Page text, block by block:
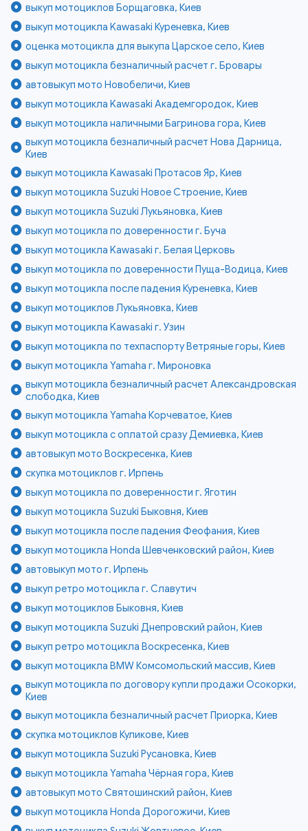
выкуп мотоциклов Борщаговка, Киев
выкуп мотоцикла Kawasaki Куреневка, Киев
оценка мотоцикла для выкупа Царское село, Киев
выкуп мотоцикла безналичный расчет г. Бровары
автовыкуп мото Новобеличи, Киев
выкуп мотоцикла Kawasaki Академгородок, Киев
выкуп мотоцикла наличными Багринова гора, Киев
выкуп мотоцикла безналичный расчет Нова Дарница,
Киев
выкуп мотоцикла Kawasaki Протасов Яр, Киев
выкуп мотоцикла Suzuki Новое Строение, Киев
выкуп мотоцикла Suzuki Лукьяновка, Киев
выкуп мотоцикла по доверенности г. Буча
выкуп мотоцикла Kawasaki г. Белая Церковь
выкуп мотоцикла по доверенности Пуща-Водица, Киев
выкуп мотоцикла после падения Куреневка, Киев
выкуп мотоциклов Лукьяновка, Киев
выкуп мотоцикла Kawasaki г. Узин
выкуп мотоцикла по техпаспорту Ветряные горы, Киев
выкуп мотоцикла Yamaha г. Мироновка
выкуп мотоцикла безналичный расчет Александровская
слободка, Киев
выкуп мотоцикла Yamaha Корчеватое, Киев
выкуп мотоцикла с оплатой сразу Демиевка, Киев
автовыкуп мото Воскресенка, Киев
скупка мотоциклов г. Ирпень
выкуп мотоцикла по доверенности г. Яготин
выкуп мотоцикла Suzuki Быковня, Киев
выкуп мотоцикла после падения Феофания, Киев
выкуп мотоцикла Honda Шевченковский район, Киев
автовыкуп мото г. Ирпень
выкуп ретро мотоцикла г. Славутич
выкуп мотоциклов Быковня, Киев
выкуп мотоцикла Suzuki Днепровский район, Киев
выкуп ретро мотоцикла Воскресенка, Киев
выкуп мотоцикла BMW Комсомольский массив, Киев
выкуп мотоцикла по договору купли продажи Осокорки,
Киев
выкуп мотоцикла безналичный расчет Приорка, Киев
скупка мотоциклов Куликове, Киев
выкуп мотоцикла Suzuki Русановка, Киев
выкуп мотоцикла Yamaha Чёрная гора, Киев
автовыкуп мото Святошинский район, Киев
выкуп мотоцикла Honda Дорогожичи, Киев